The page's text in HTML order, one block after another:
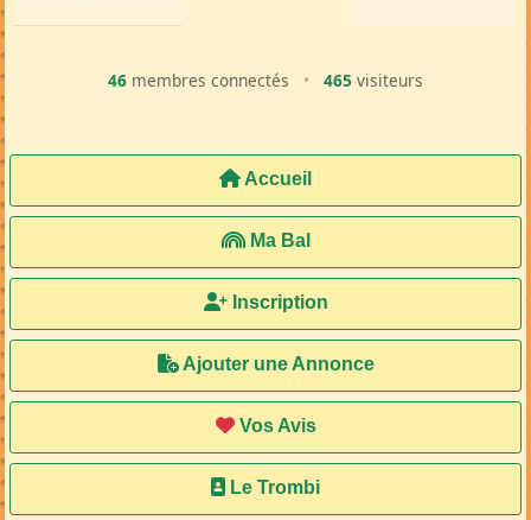
46 membres connectés • 465 visiteurs
Accueil
Ma Bal
Inscription
Ajouter une Annonce
Vos Avis
Le Trombi